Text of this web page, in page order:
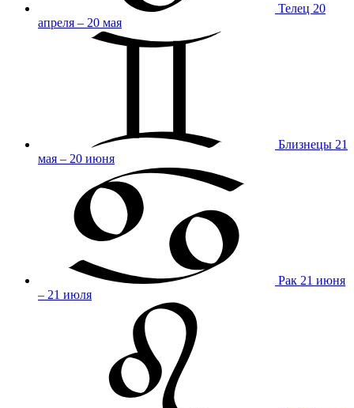
Телец 20
апреля – 20 мая
Близнецы 21
мая – 20 июня
Рак 21 июня
– 21 июля